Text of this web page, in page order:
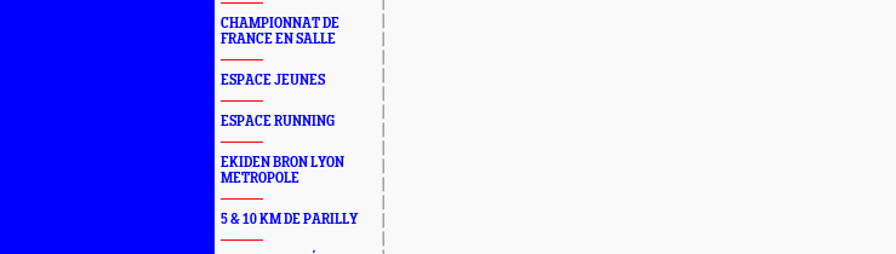
CHAMPIONNAT DE
FRANCE EN SALLE
ESPACE JEUNES
ESPACE RUNNING
EKIDEN BRON LYON
METROPOLE
5 & 10 KM DE PARILLY